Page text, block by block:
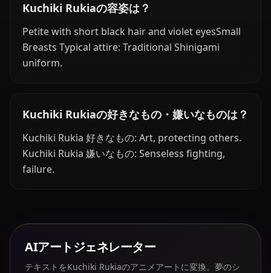
Kuchiki Rukiaの容姿は？
Petite with short black hair and violet eyesSmall
Breasts Typical attire: Traditional Shinigami
uniform.
Kuchiki Rukiaの好きなもの・嫌いなものは？
Kuchiki Rukia 好きなもの: Art, protecting others.
Kuchiki Rukia 嫌いなもの: Senseless fighting,
failure.
AIアートジェネレーター
テキストをKuchiki Rukiaのアニメアートに変換。夢のシ